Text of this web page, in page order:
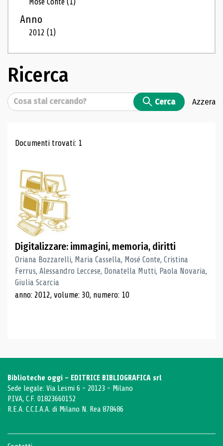
Anno
2012(1)
Ricerca
Cerca Cerca Azzera
Risultati di ricerca
Documenti trovati: 1
Digitalizzare: immagini, memoria, diritti
Oriana Bozzarelli, Maria Cassella, Mosé Conte, Cristina
Ferrus, Alessandro Leccese, Donatella Mutti, Paola Novaria,
Giulia Scarcia
anno: 2012, volume: 30, numero: 10
Biblioteche oggi - EDITRICE BIBLIOGRAFICA srl
Sede legale: Via Lesmi 6 - 20123 - Milano
P.IVA, C.F. 01823660152
R.E.A. C.C.I.A.A. di Milano N. Rea 878486